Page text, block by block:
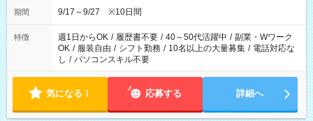
安全面に配慮しこまめな休憩があります。
期間 9/17～9/27 ※10日間
特徴 週1日からOK / 履歴書不要 / 40～50代活躍中 / 副業・Wワーク
OK / 服装自由 / シフト勤務 / 10名以上の大量募集 / 電話対応な
し / パソコンスキル不要
気になる！ 応募する 詳細へ